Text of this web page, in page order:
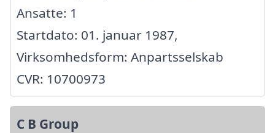
Ansatte: 1
Startdato: 01. januar 1987,
Virksomhedsform: Anpartsselskab
CVR: 10700973
C B Group